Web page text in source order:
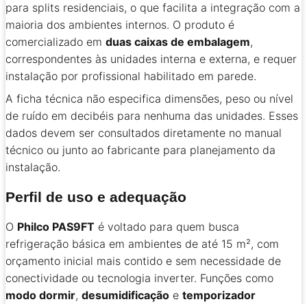
para splits residenciais, o que facilita a integração com a
maioria dos ambientes internos. O produto é
comercializado em duas caixas de embalagem,
correspondentes às unidades interna e externa, e requer
instalação por profissional habilitado em parede.
A ficha técnica não especifica dimensões, peso ou nível
de ruído em decibéis para nenhuma das unidades. Esses
dados devem ser consultados diretamente no manual
técnico ou junto ao fabricante para planejamento da
instalação.
Perfil de uso e adequação
O Philco PAS9FT é voltado para quem busca
refrigeração básica em ambientes de até 15 m², com
orçamento inicial mais contido e sem necessidade de
conectividade ou tecnologia inverter. Funções como
modo dormir, desumidificação e temporizador